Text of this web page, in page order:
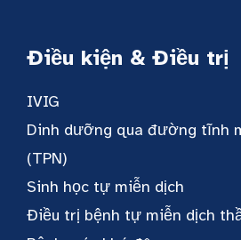
Điều kiện & Điều trị
IVIG
Dinh dưỡng qua đường tĩnh
(TPN)
Sinh học tự miễn dịch
Điều trị bệnh tự miễn dịch